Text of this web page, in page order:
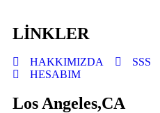
LİNKLER
HAKKIMIZDA SSS
HESABIM
Los Angeles,CA